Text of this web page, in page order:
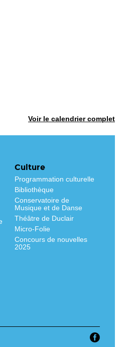
Voir le calendrier complet
Culture
Programmation culturelle
Bibliothèque
Conservatoire de
Musique et de Danse
Théâtre de Duclair
Micro-Folie
Concours de nouvelles
2025